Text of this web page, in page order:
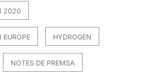
2020
EUROPE HYDROGEN
NOTES DE PREMSA